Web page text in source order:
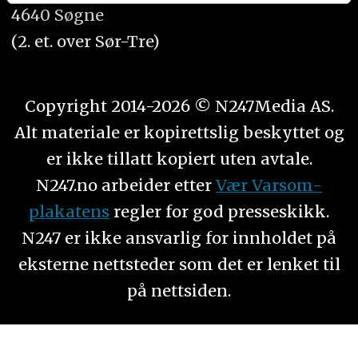
tjenestene deres.
4640 Søgne
(2. et. over Sør-Tre)
Copyright 2014-2026 © N247Media AS.
Alt materiale er kopirettslig beskyttet og
er ikke tillatt kopiert uten avtale.
N247.no arbeider etter Vær Varsom-
plakatens regler for god presseskikk.
N247 er ikke ansvarlig for innholdet på
eksterne nettsteder som det er lenket til
på nettsiden.